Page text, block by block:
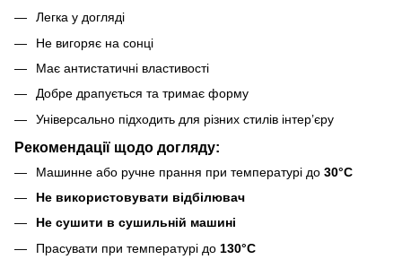
Легка у догляді
Не вигоряє на сонці
Має антистатичні властивості
Добре драпується та тримає форму
Універсально підходить для різних стилів інтер’єру
Рекомендації щодо догляду:
Машинне або ручне прання при температурі до 30°C
Не використовувати відбілювач
Не сушити в сушильній машині
Прасувати при температурі до 130°C